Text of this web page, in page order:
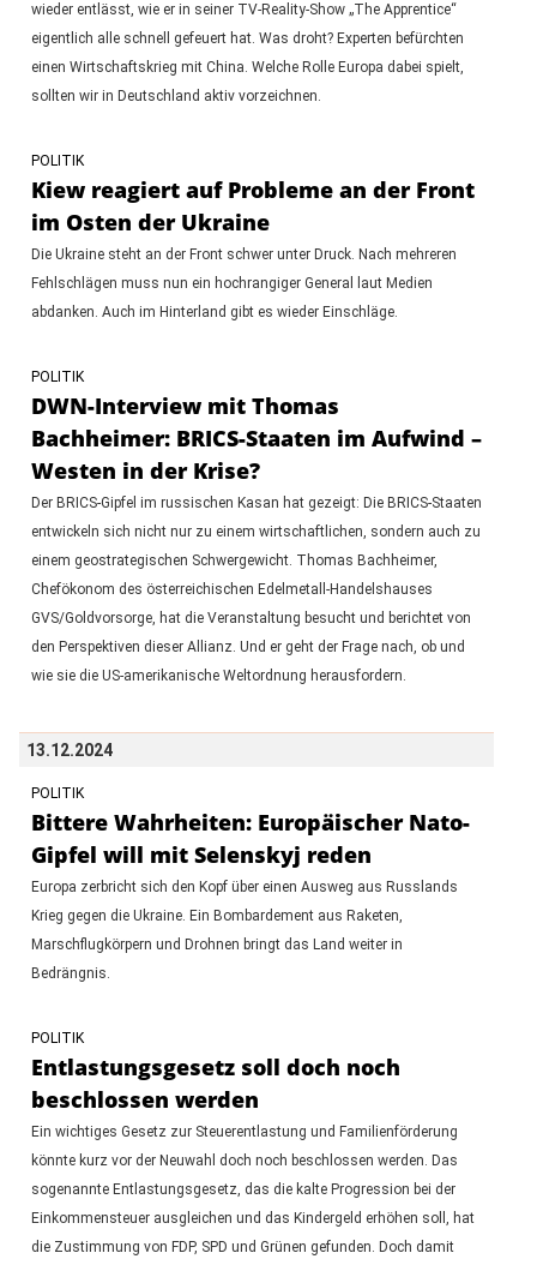
wieder entlässt, wie er in seiner TV-Reality-Show „The Apprentice“
eigentlich alle schnell gefeuert hat. Was droht? Experten befürchten
einen Wirtschaftskrieg mit China. Welche Rolle Europa dabei spielt,
sollten wir in Deutschland aktiv vorzeichnen.
POLITIK
Kiew reagiert auf Probleme an der Front
im Osten der Ukraine
Die Ukraine steht an der Front schwer unter Druck. Nach mehreren
Fehlschlägen muss nun ein hochrangiger General laut Medien
abdanken. Auch im Hinterland gibt es wieder Einschläge.
POLITIK
DWN-Interview mit Thomas
Bachheimer: BRICS-Staaten im Aufwind –
Westen in der Krise?
Der BRICS-Gipfel im russischen Kasan hat gezeigt: Die BRICS-Staaten
entwickeln sich nicht nur zu einem wirtschaftlichen, sondern auch zu
einem geostrategischen Schwergewicht. Thomas Bachheimer,
Chefökonom des österreichischen Edelmetall-Handelshauses
GVS/Goldvorsorge, hat die Veranstaltung besucht und berichtet von
den Perspektiven dieser Allianz. Und er geht der Frage nach, ob und
wie sie die US-amerikanische Weltordnung herausfordern.
13.12.2024
POLITIK
Bittere Wahrheiten: Europäischer Nato-
Gipfel will mit Selenskyj reden
Europa zerbricht sich den Kopf über einen Ausweg aus Russlands
Krieg gegen die Ukraine. Ein Bombardement aus Raketen,
Marschflugkörpern und Drohnen bringt das Land weiter in
Bedrängnis.
POLITIK
Entlastungsgesetz soll doch noch
beschlossen werden
Ein wichtiges Gesetz zur Steuerentlastung und Familienförderung
könnte kurz vor der Neuwahl doch noch beschlossen werden. Das
sogenannte Entlastungsgesetz, das die kalte Progression bei der
Einkommensteuer ausgleichen und das Kindergeld erhöhen soll, hat
die Zustimmung von FDP, SPD und Grünen gefunden. Doch damit